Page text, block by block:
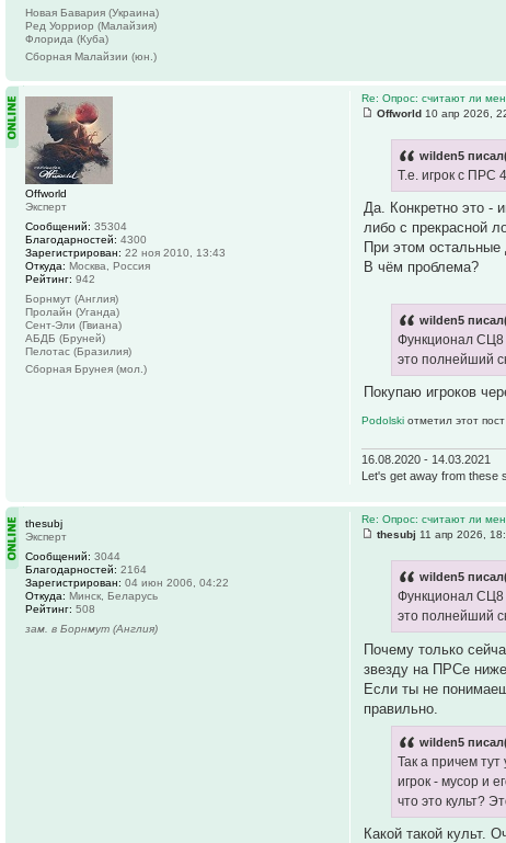
Новая Бавария (Украина)
Ред Уорриор (Малайзия)
Флорида (Куба)
Сборная Малайзии (юн.)
Re: Опрос: считают ли
Offworld 10 апр 2026,
wilden5
Т.е. игрок с ПРС
Да. Конкретно это -
либо с прекрасной
При этом
В чём проблема?
wilden5
Функционал СЦ8
это полнейший
Покупаю игроков
Podolskiотметил этот
16.08.2020 - 14.03.2021
Let's get away from these
Offworld
Эксперт
Сообщений: 35304
Благодарностей: 4300
Зарегистрирован: 22 ноя 2010, 13:43
Откуда: Москва, Россия
Рейтинг: 942
Борнмут (Англия)
Пролайн (Уганда)
Сент-Эли (Гвиана)
АБДБ (Бруней)
Пелотас (Бразилия)
Сборная Брунея (мол.)
Re: Опрос: считают ли
thesubj 11 апр 2026,
wilden5
Функционал СЦ8
это полнейший
Почему только
звезду на ПРСе
Если ты не
правильно.
wilden5
Так а причем
игрок - мусор и
что это культ?
Какой такой культ.
thesubj
Эксперт
Сообщений: 3044
Благодарностей: 2164
Зарегистрирован: 04 июн 2006, 04:22
Откуда: Минск, Беларусь
Рейтинг: 508
зам. в Борнмут (Англия)